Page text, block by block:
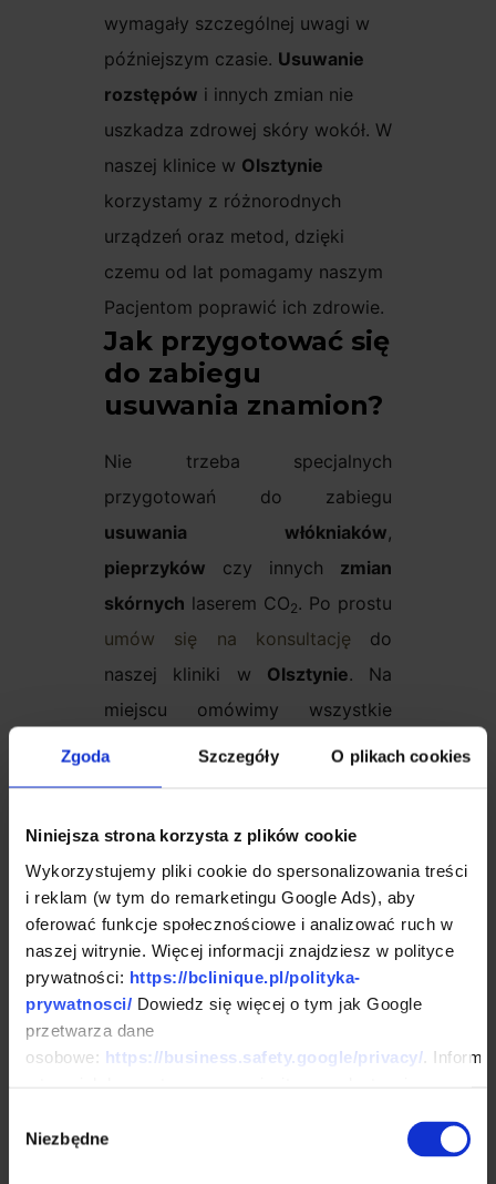
Zgoda Szczegóły O plikach cookies
Niniejsza strona korzysta z plików cookie
Wykorzystujemy pliki cookie do spersonalizowania treści
i reklam (w tym do remarketingu Google Ads), aby
oferować funkcje społecznościowe i analizować ruch w
naszej witrynie. Więcej informacji znajdziesz w polityce
prywatności: https://bclinique.pl/polityka-
prywatnosci/ Dowiedz się więcej o tym jak Google
przetwarza dane
osobowe: https://business.safety.google/privacy/ .
analitycznym. Partnerzy mogą połączyć te informacje z
innymi danymi otrzymanymi od Ciebie lub uzyskanymi
zgody
Niezbędne
wymagały szczególnej uwagi w
późniejszym czasie. Usuwanie
rozstępów i innych zmian nie
uszkadza zdrowej skóry wokół. W
naszej klinice w Olsztynie
korzystamy z różnorodnych
urządzeń oraz metod, dzięki
czemu od lat pomagamy naszym
Pacjentom poprawić ich zdrowie.
Jak przygotować się
do zabiegu
usuwania znamion?
Nie trzeba specjalnych
przygotowań do zabiegu
usuwania włókniaków,
pieprzyków czy innych zmian
skórnych laserem CO2. Po prostu
umów się na konsultację do
naszej kliniki w Olsztynie. Na
miejscu omówimy wszystkie
niezbędne szczegóły. Jeżeli
będziesz zdecydowany, możemy
pieprzyk lub włókniak.
Jakie zmiany można
usuwać laserem?
Możliwości jest tu wiele. Laser
zapewnia skuteczne usuwanie
włókniakówmiękkich,kaszaków,